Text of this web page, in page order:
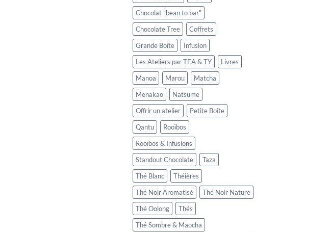
Chocolat "bean to bar"
Chocolate Tree
Coffrets
Grande Boîte
Infusion
Les Ateliers par TEA & TY
Livres
Manoa
Marou
Matcha
Menakao
Natsume
Offrir un atelier
Petite Boîte
Qantu
Rooïbos
Rooïbos & Infusions
Standout Chocolate
Taza
Thé Blanc
Théières
Thé Noir Aromatisé
Thé Noir Nature
Thé Oolong
Thés
Thé Sombre & Maocha